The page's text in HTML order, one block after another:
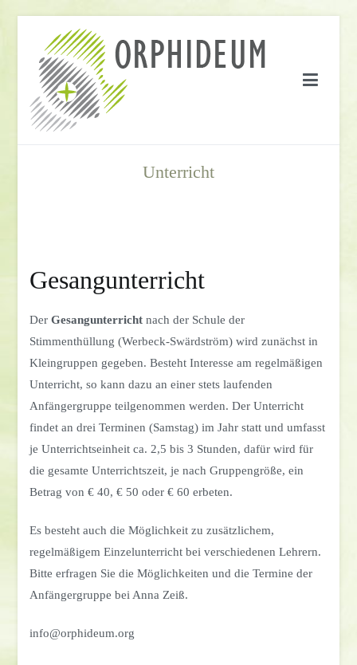
Inhalt
Unterricht
Gesangunterricht
DerGesangunterricht nach der Schule der
Stimmenthüllung (Werbeck-Swärdström) wird zunächst in
Kleingruppen gegeben. Besteht Interesse am regelmäßigen
Unterricht, so kann dazu an einer stets laufenden
Anfängergruppe teilgenommen werden. Der Unterricht
findet an drei Terminen (Samstag) im Jahr statt und umfasst
je Unterrichtseinheit ca. 2,5 bis 3 Stunden, dafür wird für
die gesamte Unterrichtszeit, je nach Gruppengröße, ein
Betrag von € 40, € 50 oder € 60 erbeten.
Es besteht auch die Möglichkeit zu zusätzlichem,
regelmäßigem Einzelunterricht bei verschiedenen Lehrern.
Bitte erfragen Sie die Möglichkeiten und die Termine der
Anfängergruppe bei Anna Zeiß.
info@orphideum.org